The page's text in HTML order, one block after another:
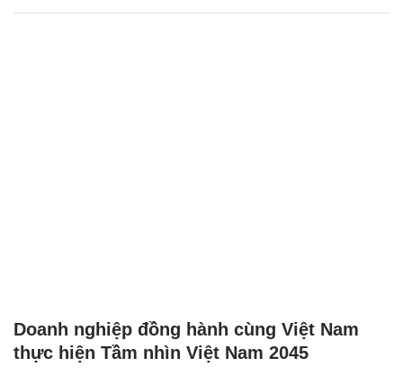
Doanh nghiệp đồng hành cùng Việt Nam
thực hiện Tầm nhìn Việt Nam 2045